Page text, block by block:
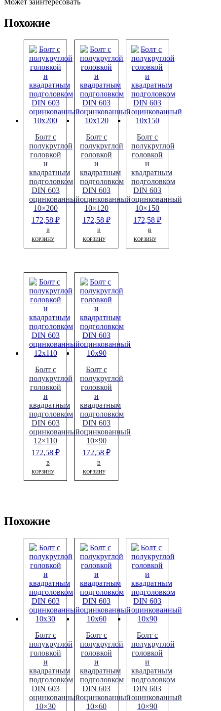
шестигранной
ГОСТ
Похожие
Болт с
полукруглой
головкой
и
квадратным
подголовком
DIN 603
оцинкованный
10×200
172,58 ₽
В
КОРЗИНУ
Болт с
полукруглой
головкой
и
квадратным
подголовком
DIN 603
оцинкованный
10×120
172,58₽
В
КОРЗИНУ
Болт с
полукруглой
головкой
и
квадратным
подголовком
DIN 603
оцинкованный
10×150
172,58₽
В
КОРЗИНУ
Болт с
полукруглой
головкой
и
квадратным
подголовком
DIN 603
оцинкованный
12×110
172,58 ₽
В
КОРЗИНУ
Болт с
полукруглой
головкой
и
квадратным
подголовком
DIN 603
оцинкованный
10×90
172,58₽
В
КОРЗИНУ
Похожие
Болт с
полукруглой
головкой
и
квадратным
подголовком
DIN 603
оцинкованный
10×30
Болт с
полукруглой
головкой
и
квадратным
подголовком
DIN 603
оцинкованный
10×60
Болт с
полукруглой
головкой
и
квадратным
подголовком
DIN 603
оцинкованный
10×90